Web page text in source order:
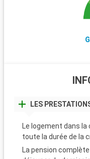
LES
Le logement dans
toute la durée de la
La pension